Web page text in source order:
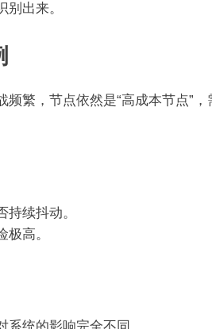
出来。
繁，节点依然是“高成本节点”，
续抖动。
高。